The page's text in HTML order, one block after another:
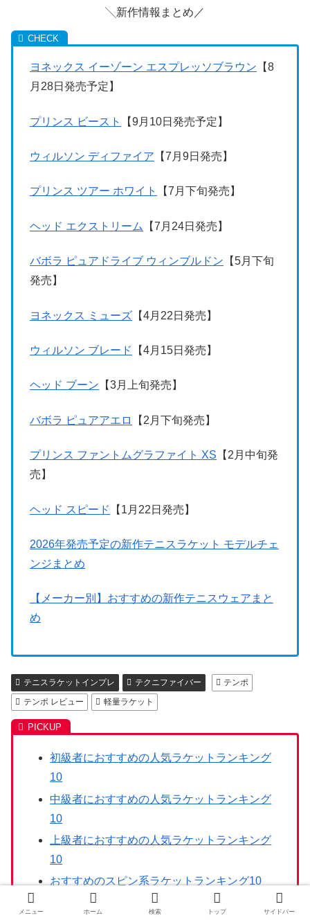
╲新作情報まとめ／
ヨネックス イーゾーン エスプレッソブラウン 【8
月28日発売予定】
プリンス ビースト 【9月10日発売予定】
ウィルソン ディファイア 【7月9日発売】
プリンス ツアー ホワイト 【7月下旬発売】
ヘッド エクストリーム 【7月24日発売】
バボラ ピュアドライブ ウィンブルドン 【5月下旬
発売】
ヨネックス ミューズ 【4月22日発売】
ウィルソン ブレード 【4月15日発売】
ヘッド ブーン 【3月上旬発売】
バボラ ピュアアエロ 【2月下旬発売】
プリンス ファントムグラファイト XS 【2月中旬発
売】
ヘッド スピード 【1月22日発売】
2026年発売予定の新作テニスラケット モデルチェ
ンジまとめ
【メーカー別】おすすめの新作テニスウェアまと
め
テニスラケットインプレ テクニファイバー
テンポ
テンポ レビュー
軽量ラケット
初級者におすすめの人気ラケットランキング
10
中級者におすすめの人気ラケットランキング
10
上級者におすすめの人気ラケットランキング
10
おすすめのスピン系ラケットランキング10
メニュー ホーム 検索 トップ サイドバー